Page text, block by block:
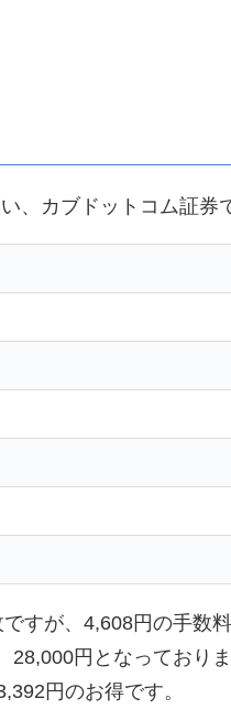
、カブドットコム証券
すが、4,608円の手数
円となっておりま
円のお得です。